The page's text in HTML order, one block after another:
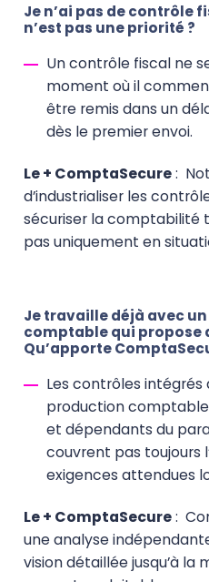
Je n’ai pas de contrôle
n’est pas une priorité ?
Un contrôle fiscal ne
moment où il
être remis dans un
dès le premier envoi.
Le + ComptaSecure:
d’industrialiser les
sécuriser la comptabilité
pas uniquement en
Je travaille déjà avec
comptable qui propose
Qu’apporte
Les contrôles intégrés
production
et dépendants du
couvrent pas toujours
exigences attendues
Le + ComptaSecure:
une analyse
vision détaillée jusqu’à la